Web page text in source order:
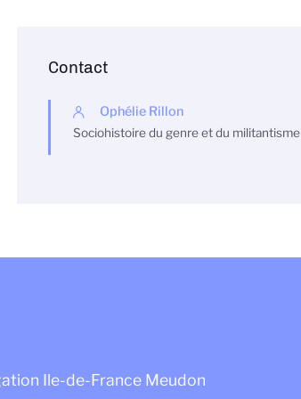
Contact
Ophélie Rillon
Sociohistoire du genre et du militantisme
Ile-de-France Meudon